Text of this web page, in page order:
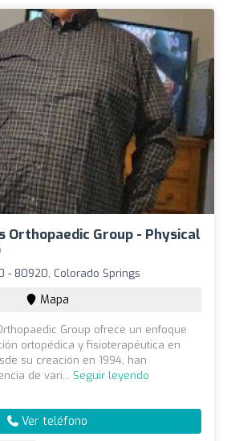
Orthopaedic Group - Physical
- 80920, Colorado Springs
Mapa
Group ofrece un enfoque
ortopédica y fisioterapéutica en
su creación en 1994, han
de vari... Seguir leyendo
Ver teléfono